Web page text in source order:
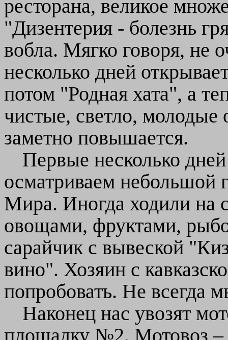
ресторана, великое
"Дизентерия - болезнь
вобла. Мягко говоря, не
несколько дней
потом "Родная хата", а
чистые, светло,
заметно повышается.
Первые несколько
осматриваем небольшой
Мира. Иногда ходили на
овощами, фруктами,
сарайчик с вывеской
вино". Хозяин с
попробовать. Не всегда
Наконец нас увозят
площадку №2. Мотовоз –